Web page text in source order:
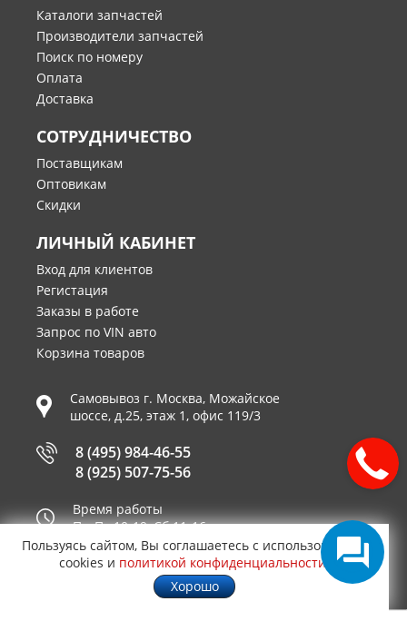
Каталоги запчастей
Производители запчастей
Поиск по номеру
Оплата
Доставка
СОТРУДНИЧЕСТВО
Поставщикам
Оптовикам
Скидки
ЛИЧНЫЙ КАБИНЕТ
Вход для клиентов
Регистация
Заказы в работе
Запрос по VIN авто
Корзина товаров
Самовывоз г. Москва, Можайское
шоссе, д.25, этаж 1, офис 119/3
8 (495) 984-46-55
8 (925) 507-75-56
Время работы
Пн-Пт 10-19, Сб 11-16
Принимаем к оплате
Пользуясь сайтом, Вы соглашаетесь с использованием
cookies и политикой конфиденциальности
Хорошо